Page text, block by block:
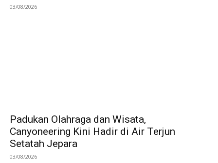
03/08/2026
Padukan Olahraga dan Wisata,
Canyoneering Kini Hadir di Air Terjun
Setatah Jepara
03/08/2026